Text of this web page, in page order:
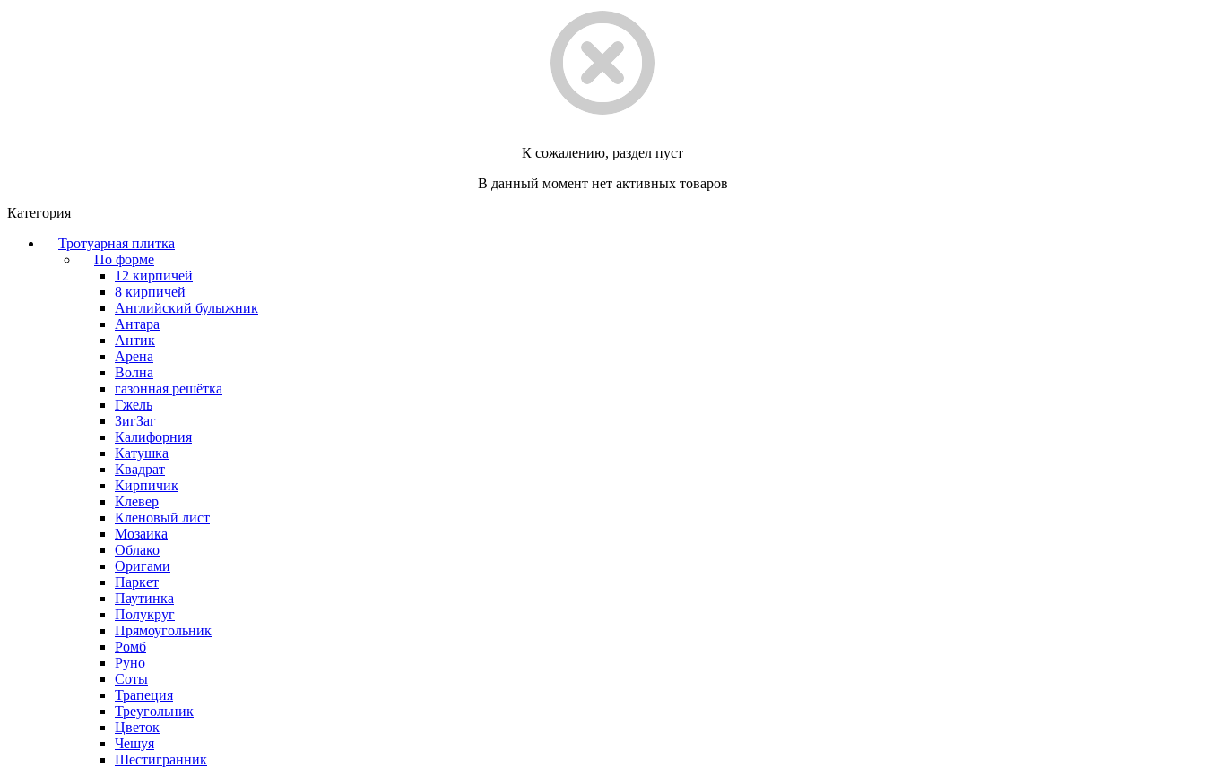
К сожалению, раздел пуст
В данный момент нет активных товаров
Категория
Тротуарная плитка
По форме
12 кирпичей
8 кирпичей
Английский булыжник
Антара
Антик
Арена
Волна
газонная решётка
Гжель
ЗигЗаг
Калифорния
Катушка
Квадрат
Кирпичик
Клевер
Кленовый лист
Мозаика
Облако
Оригами
Паркет
Паутинка
Полукруг
Прямоугольник
Ромб
Руно
Соты
Трапеция
Треугольник
Цветок
Чешуя
Шестигранник